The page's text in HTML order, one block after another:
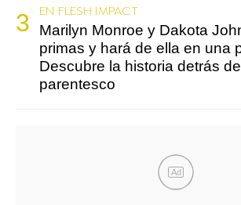
EN FLESH IMPACT
Marilyn Monroe y Dakota
primas y hará de ella en una
Descubre la historia detrás
parentesco
Ad